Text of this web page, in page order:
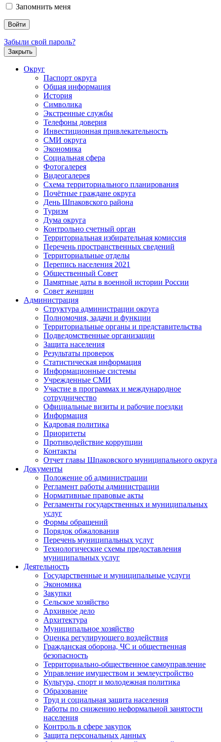
Запомнить меня
Забыли свой пароль?
Закрыть
Округ
Паспорт округа
Общая информация
История
Символика
Экстренные службы
Телефоны доверия
Инвестиционная привлекательность
СМИ округа
Экономика
Социальная сфера
Фотогалерея
Видеогалерея
Схема территориального планирования
Почётные граждане округа
День Шпаковского района
Туризм
Дума округа
Контрольно счетный орган
Территориальная избирательная комиссия
Перечень пространственных сведений
Территориальные отделы
Перепись населения 2021
Общественный Совет
Памятные даты в военной истории России
Совет женщин
Администрация
Структура администрации округа
Полномочия, задачи и функции
Территориальные органы и представительства
Подведомственные организации
Защита населения
Результаты проверок
Статистическая информация
Информационные системы
Учрежденные СМИ
Участие в программах и международное
сотрудничество
Официальные визиты и рабочие поездки
Информация
Кадровая политика
Приоритеты
Противодействие коррупции
Контакты
Отчет главы Шпаковского муниципального округа
Документы
Положение об администрации
Регламент работы администрации
Нормативные правовые акты
Регламенты государственных и муниципальных
услуг
Формы обращений
Порядок обжалования
Перечень муниципальных услуг
Технологические схемы предоставления
муниципальных услуг
Деятельность
Государственные и муниципальные услуги
Экономика
Закупки
Сельское хозяйство
Архивное дело
Архитектура
Муниципальное хозяйство
Оценка регулирующего воздействия
Гражданская оборона, ЧС и общественная
безопасность
Территориально-общественное самоуправление
Управление имуществом и землеустройство
Культура, спорт и молодежная политика
Образование
Труд и социальная защита населения
Работы по снижению неформальной занятости
населения
Контроль в сфере закупок
Защита персональных данных